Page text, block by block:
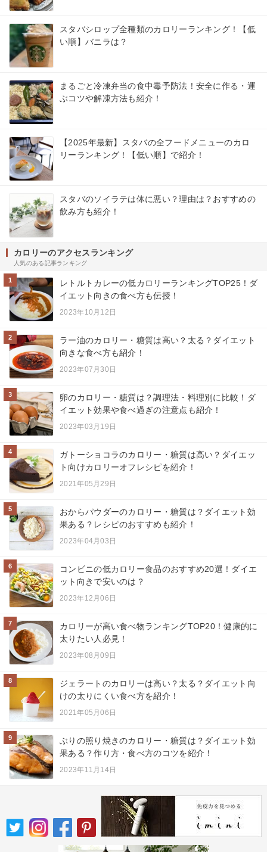
スタバシロップ全種類のカロリーランキング！【低
い順】バニラは？
まるごと冷凍弁当の食中毒予防法！安全に作る・運
ぶコツや解凍方法も紹介！
【2025年最新】スタバの全フードメニューのカロ
リーランキング！【低い順】で紹介！
スタバのソイラテは体に悪い？理由は？おすすめの
飲み方も紹介！
カロリーのアクセスランキング
人気のある記事ランキング
1
レトルトカレーの低カロリーランキングTOP25！ダ
イエット向きの食べ方も伝授！
2023年10月12日
2
ラー油のカロリー・糖質は高い？太る？ダイエット
向きな食べ方も紹介！
2023年07月30日
3
卵のカロリー・糖質は？調理法・料理別に比較！ダ
イエット効果や食べ過ぎの注意点も紹介！
2023年03月19日
4
ガトーショコラのカロリー・糖質は高い？ダイエッ
ト向けカロリーオフレシピを紹介！
2021年05月29日
5
おからパウダーのカロリー・糖質は？ダイエット効
果ある？レシピのおすすめも紹介！
2023年04月03日
6
コンビニの低カロリー食品のおすすめ20選！ダイエ
ット向きで安いのは？
2023年12月06日
7
カロリーが高い食べ物ランキングTOP20！健康的に
太りたい人必見！
2023年08月09日
8
ジェラートのカロリーは高い？太る？ダイエット向
けの太りにくい食べ方を紹介！
2021年05月06日
9
ぶりの照り焼きのカロリー・糖質は？ダイエット効
果ある？作り方・食べ方のコツを紹介！
2023年11月14日